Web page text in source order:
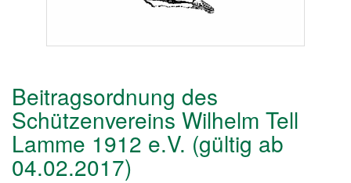
Beitragsordnung des
Schützenvereins Wilhelm Tell
Lamme 1912 e.V. (gültig ab
04.02.2017)